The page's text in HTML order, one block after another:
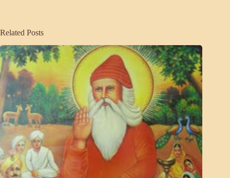
Related Posts